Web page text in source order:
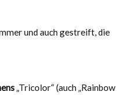
und auch gestreift, die
„Tricolor“ (auch „Rainbow